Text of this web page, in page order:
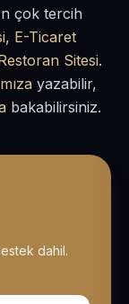
çok tercih
, E-Ticaret
Sitesi.
yazabilir,
bakabilirsiniz.
dahil.